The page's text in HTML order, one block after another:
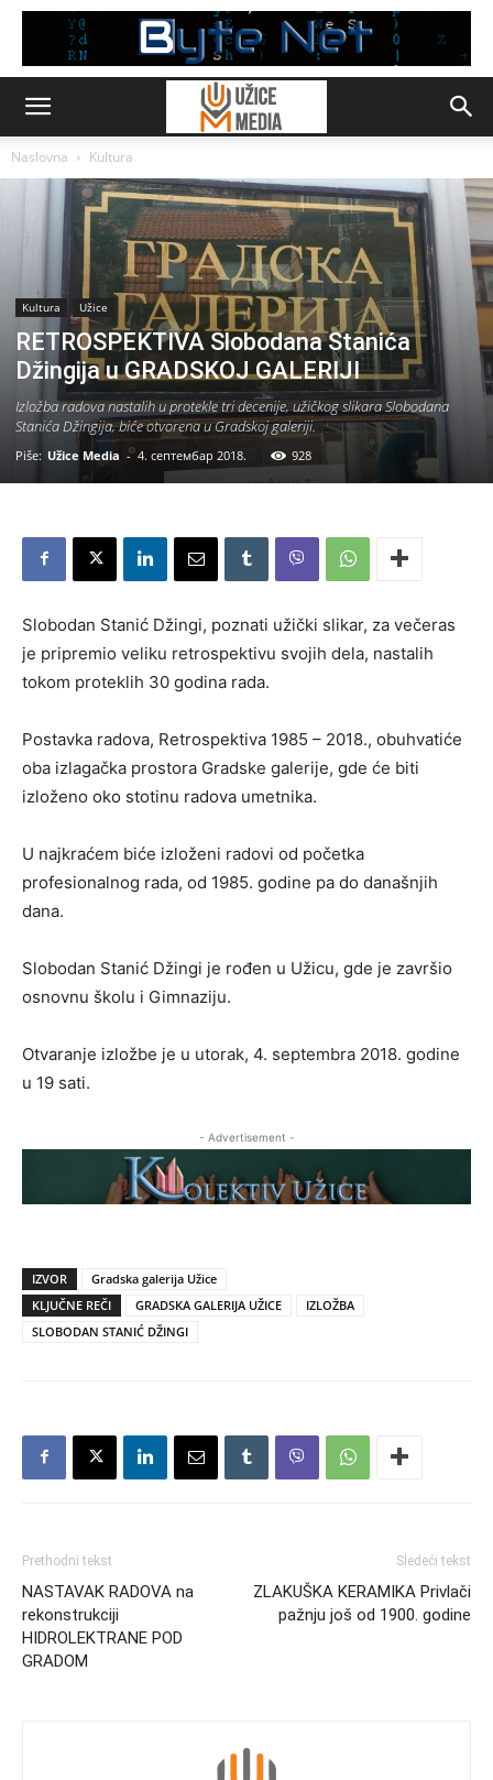
Naslovna Kultura
Kultura Užice
RETROSPEKTIVA Slobodana Stanića
Džingija u GRADSKOJ GALERIJI
Izložba radova nastalih u protekle tri decenije, užičkog slikara Slobodana
Stanića Džingija, biće otvorena u Gradskoj galeriji.
Piše: Užice Media - 4. септембар 2018. 928
Slobodan Stanić Džingi, poznati užički slikar, za večeras
je pripremio veliku retrospektivu svojih dela, nastalih
tokom proteklih 30 godina rada.
Postavka radova, Retrospektiva 1985 – 2018., obuhvatiće
oba izlagačka prostora Gradske galerije, gde će biti
izloženo oko stotinu radova umetnika.
U najkraćem biće izloženi radovi od početka
profesionalnog rada, od 1985. godine pa do današnjih
dana.
Slobodan Stanić Džingi je rođen u Užicu, gde je završio
osnovnu školu i Gimnaziju.
Otvaranje izložbe je u utorak, 4. septembra 2018. godine
u 19 sati.
- Advertisement -
IZVOR
Gradska galerija Užice
KLJUČNE REČI
GRADSKA GALERIJA UŽICE
IZLOŽBA
SLOBODAN STANIĆ DŽINGI
Prethodni tekst
NASTAVAK RADOVA na
rekonstrukciji
HIDROLEKTRANE POD
GRADOM
Sledeći tekst
ZLAKUŠKA KERAMIKA Privlači
pažnju još od 1900. godine